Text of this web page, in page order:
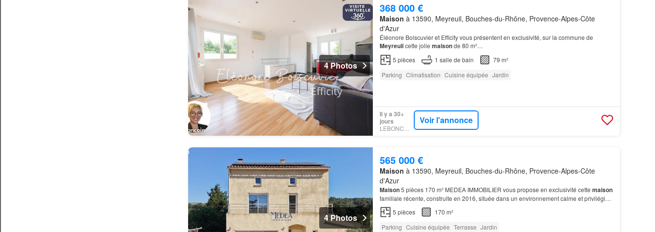
4 Photos
368 000 €
Maison à 13590, Meyreuil, Bouches-du-Rhône, Provence-Alpes-Côte
d'Azur
Éléonore Boiscuvier et Efficity vous présentent en exclusivité, sur la commune de
Meyreuilcette jolie maisonde 80 m²…
5 pièces 1 salle de bain
79 m²
Parking Climatisation Cuisine équipée Jardin
Il y a 30+
jours
Voir l'annonce
4 Photos
565 000 €
Maison à 13590, Meyreuil, Bouches-du-Rhône, Provence-Alpes-Côte
d'Azur
Maison5 pièces 170 m² MEDEA IMMOBILIER vous propose en exclusivité cette maison
familiale récente, construite en 2016, située dans un environnement calme et privilégié
deMeyreuil
5 pièces
170 m²
Parking Cuisine équipée Terrasse Jardin